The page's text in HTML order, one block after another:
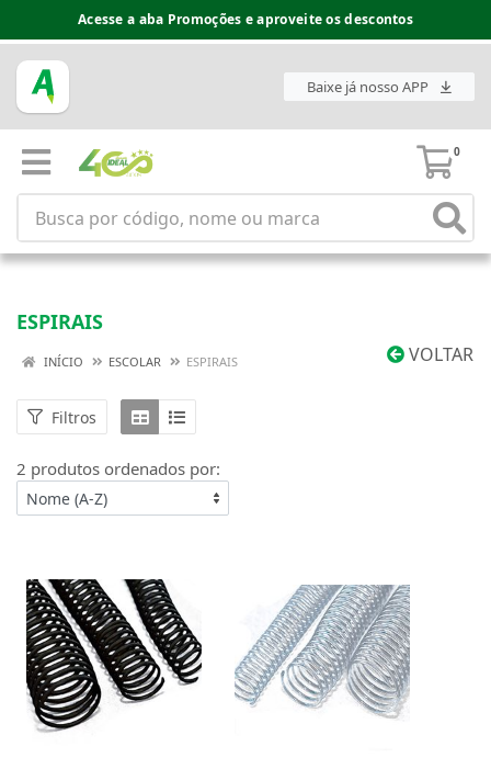
Acesse a aba Promoções e aproveite os descontos
Baixe já nosso APP
0
ESPIRAIS
VOLTAR
INÍCIO ESCOLAR ESPIRAIS
Filtros
2 produtos ordenados por: